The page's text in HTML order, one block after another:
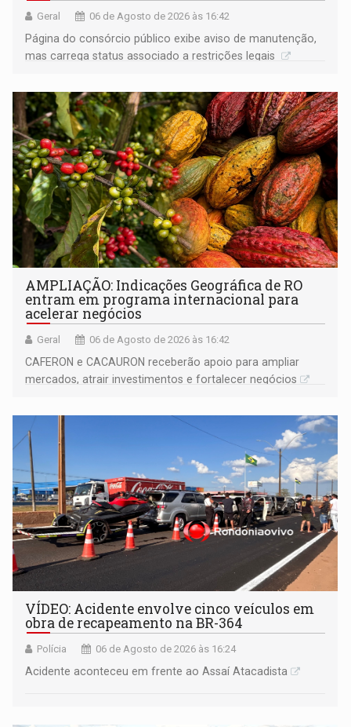
Geral 06 de Agosto de 2026 às 16:42
Página do consórcio público exibe aviso de manutenção,
mas carrega status associado a restrições legais
AMPLIAÇÃO: Indicações Geográfica de RO
entram em programa internacional para
acelerar negócios
Geral 06 de Agosto de 2026 às 16:42
CAFERON e CACAURON receberão apoio para ampliar
mercados, atrair investimentos e fortalecer negócios
VÍDEO: Acidente envolve cinco veículos em
obra de recapeamento na BR-364
Polícia 06 de Agosto de 2026 às 16:24
Acidente aconteceu em frente ao Assaí Atacadista